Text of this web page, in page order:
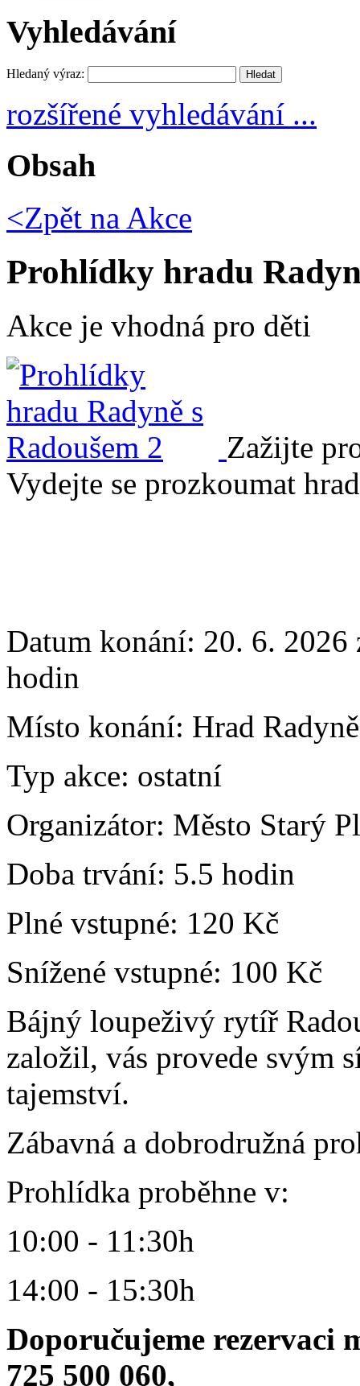
Vyhledávání
Hledaný výraz:
rozšířené vyhledávání ...
Obsah
<Zpět na Akce
Prohlídky hradu
Akce je vhodná pro děti
Zažijte
Vydejte se prozkoumat
Datum konání: 20. 6. 2026
hodin
Místo konání: Hrad
Typ akce: ostatní
Organizátor: Město Starý
Doba trvání: 5.5 hodin
Plné vstupné: 120 Kč
Snížené vstupné: 100 Kč
Bájný loupeživý rytíř
založil, vás provede svým
tajemství.
Zábavná a dobrodružná
Prohlídka proběhne v:
10:00 - 11:30h
14:00 - 15:30h
Doporučujeme rezervaci
725 500 060,